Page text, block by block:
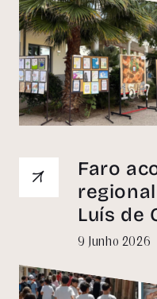
Faro
Luís de
9 Junho 2026